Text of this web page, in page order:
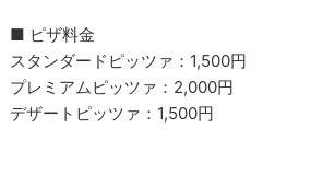
■ ピザ料金
スタンダードピッツァ：1,500円
プレミアムピッツァ：2,000円
デザートピッツァ：1,500円